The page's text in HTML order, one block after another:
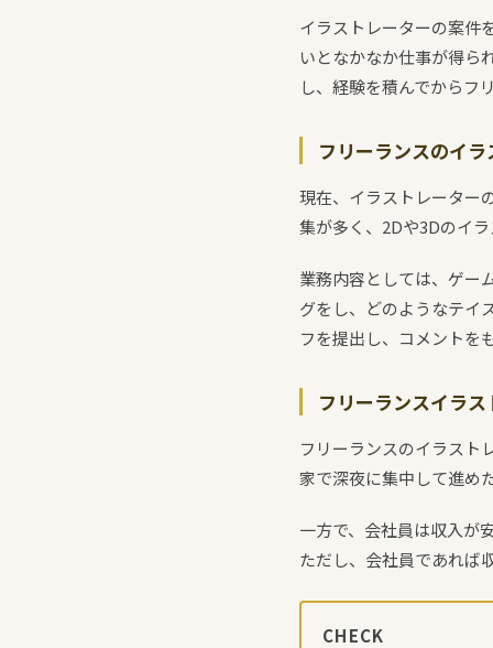
イラストレーターの案件
いとなかなか仕事が得ら
し、経験を積んでからフ
フリーランスのイ
現在、イラストレーター
集が多く、2Dや3Dのイ
業務内容としては、ゲー
グをし、どのようなテイ
フを提出し、コメントを
フリーランスイラ
フリーランスのイラスト
家で深夜に集中して進め
一方で、会社員は収入が
ただし、会社員であれば
CHECK